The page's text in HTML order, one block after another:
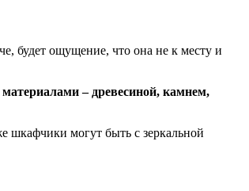
будет ощущение, что она не к месту и
– древесиной, камнем,
шкафчики могут быть с зеркальной